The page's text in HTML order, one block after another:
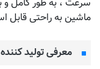
سرعت ، به طور کامل و
ماشین به راحتی قابل
معرفی تولید کننده